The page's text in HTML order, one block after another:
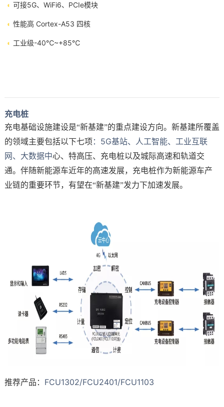
◐ 可接5G、WiFi6、PCIe模块
◐ 性能高 Cortex-A53 四核
◐ 工业级-40℃~+85℃
充电桩
充电基础设施建设是“新基建”的重点建设方向。新基建所覆盖
的领域主要包括以下七项：5G基站、人工智能、工业互联
网、大数据中心、特高压、充电桩以及城际高速和轨道交
通。伴随新能源车近年的高速发展，充电桩作为新能源车产
业链的重要环节，有望在“新基建”发力下加速发展。
推荐产品： FCU1302/FCU2401/FCU1103